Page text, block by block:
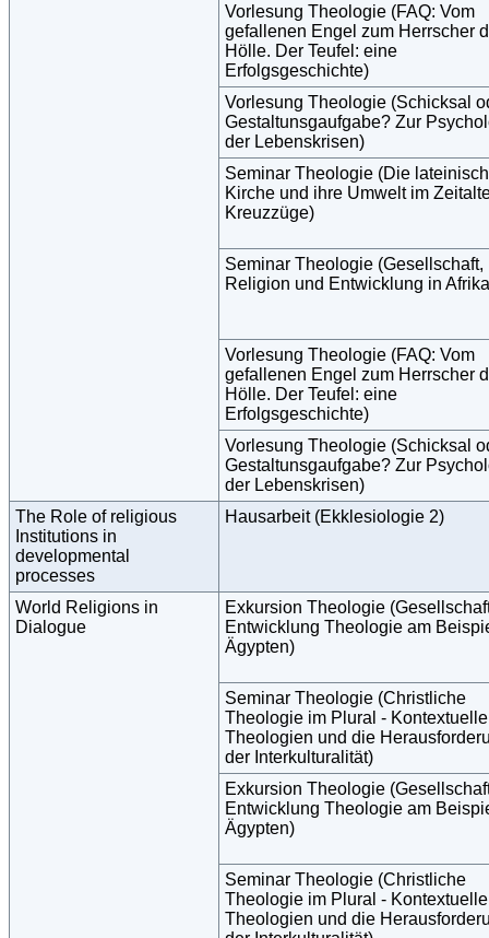
Vorlesung Theologie (FAQ: Vom
gefallenen Engel zum Herrscher
Hölle. Der Teufel: eine
Erfolgsgeschichte)
Vorlesung Theologie (Schicksal
Gestaltunsgaufgabe? Zur
der Lebenskrisen)
Seminar Theologie (Die
Kirche und ihre Umwelt im
Kreuzzüge)
Seminar Theologie (Gesellschaft,
Religion und Entwicklung in
Vorlesung Theologie (FAQ: Vom
gefallenen Engel zum Herrscher
Hölle. Der Teufel: eine
Erfolgsgeschichte)
Vorlesung Theologie (Schicksal
Gestaltunsgaufgabe? Zur
der Lebenskrisen)
The Role of religious
Institutions in
developmental
processes
Hausarbeit (Ekklesiologie 2)
World Religions in
Dialogue
Exkursion Theologie
Entwicklung Theologie am
Ägypten)
Seminar Theologie (Christliche
Theologie im Plural - Kontextuelle
Theologien und die
der Interkulturalität)
Exkursion Theologie
Entwicklung Theologie am
Ägypten)
Seminar Theologie (Christliche
Theologie im Plural - Kontextuelle
Theologien und die